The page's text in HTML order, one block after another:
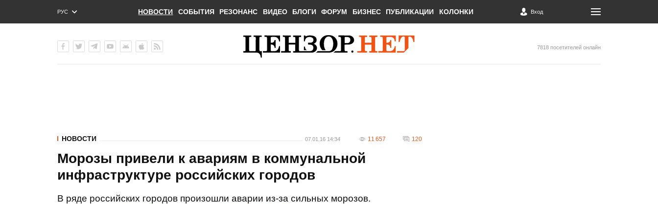
РУС
ENG
НОВОСТИ СОБЫТИЯ РЕЗОНАНС ВИДЕО БЛОГИ ФОРУМ БИЗНЕС ПУБЛИКАЦИИ КОЛОНКИ Вход
7818 посетителей онлайн
НОВОСТИ 07.01.16 14:34 11 657 120
Морозы привели к авариям в коммунальной
инфраструктуре российских городов
В ряде российских городов произошли аварии из-за сильных морозов.